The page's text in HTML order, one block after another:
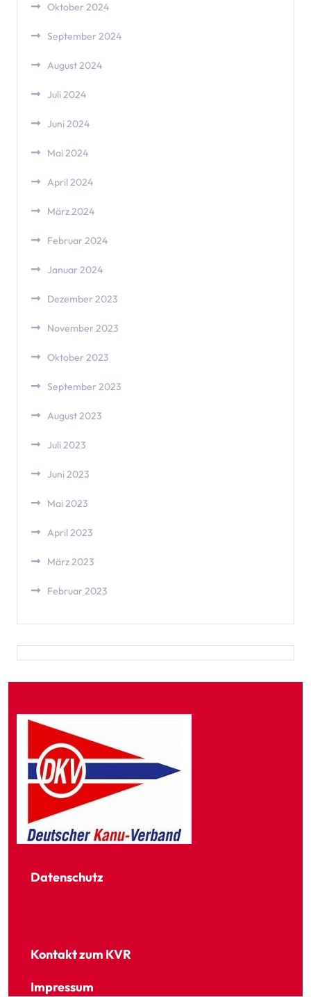
Oktober 2024
September 2024
August 2024
Juli 2024
Juni 2024
Mai 2024
April 2024
März 2024
Februar 2024
Januar 2024
Dezember 2023
November 2023
Oktober 2023
September 2023
August 2023
Juli 2023
Juni 2023
Mai 2023
April 2023
März 2023
Februar 2023
Datenschutz
Kontakt zum KVR
Impressum